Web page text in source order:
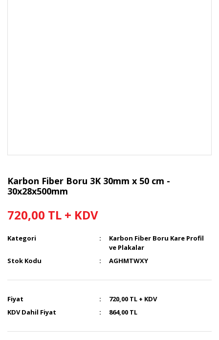
Karbon Fiber Boru 3K 30mm x 50 cm -
30x28x500mm
720,00 TL + KDV
Kategori
Karbon Fiber Boru Kare Profil
ve Plakalar
Stok Kodu
AGHMTWXY
Fiyat
720,00 TL + KDV
KDV Dahil Fiyat
864,00 TL